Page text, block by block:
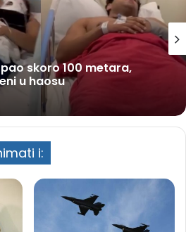
skoro 100 metara,
u haosu
i: